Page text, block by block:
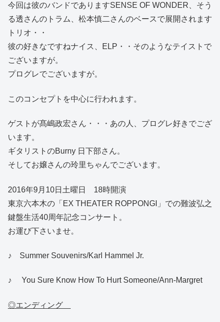
今回は彼のバンドでありますSENSE OF WONDER、そう
る透さんのトラム、松本慎二さんのベースで展開されます
トリオ・・
彼の好きなですねナイス、ELP・・そのようなテイストで
ございますが。
プログレでございますが。
このコンセプトを中心に行われます。
ゲストが髙嶋政宏さん・・・あの人、プログレ好きでござ
います。
ギタリストのBurny 日下部さん。
そしてお嬢さんの玲里ちゃんでございます。
2016年9月10日土曜日 18時開演
東京六本木の「EX THEATER ROPPONGI」での難波弘之
鍵盤生活40周年記念コンサート。
お運び下さいませ。
♪ Summer Souvenirs/Karl Hammel Jr.
♪ You Sure Know How To Hurt Someone/Ann-Margret
◎エンディング